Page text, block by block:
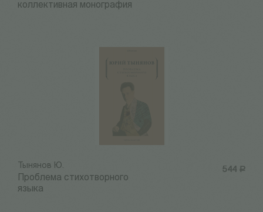
коллективная монография
544 Р
Тынянов Ю.
Проблема стихотворного
языка